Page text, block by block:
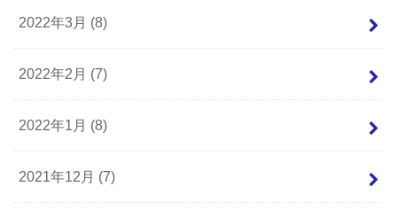
2022年3月 (8)
2022年2月 (7)
2022年1月 (8)
2021年12月 (7)